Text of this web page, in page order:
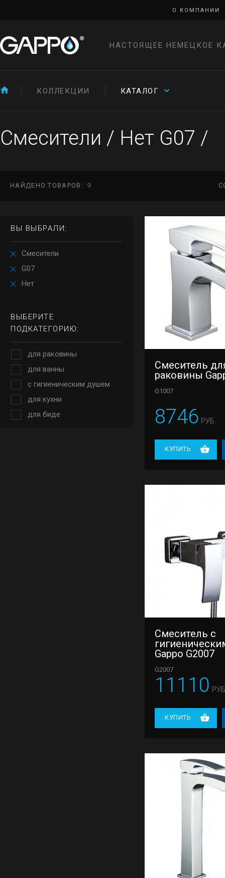
О КОМПАНИИ
НАСТОЯЩЕЕ НЕМЕЦКОЕ
КОЛЛЕКЦИИ КАТАЛОГ
Смесители / Нет G07 /
НАЙДЕНО ТОВАРОВ: 9
ВЫ ВЫБРАЛИ:
Смесители
G07
Нет
ВЫБЕРИТЕ
ПОДКАТЕГОРИЮ:
для раковины
для ванны
с гигиеническим душем
для кухни
для биде
Смеситель
раковины
G1007
8746 РУБ.
КУПИТЬ
Смеситель с
Gappo G2007
G2007
11110
КУПИТЬ